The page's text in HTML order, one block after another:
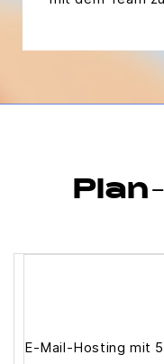
E-Mail-Hosting mit